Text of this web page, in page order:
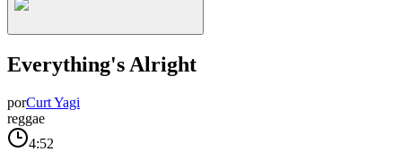
Everything's Alright
porCurt Yagi
reggae
4:52